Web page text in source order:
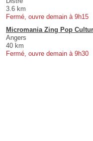
3.6 km
Fermé, ouvre demain à 9h15
Micromania Zing Pop
Angers
40 km
Fermé, ouvre demain à 9h30